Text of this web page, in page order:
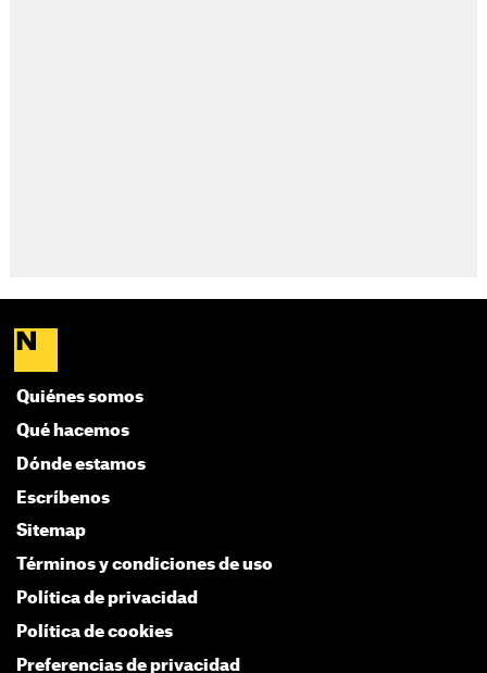
Quiénes somos
Qué hacemos
Dónde estamos
Escríbenos
Sitemap
Términos y condiciones de uso
Política de privacidad
Política de cookies
Preferencias de privacidad